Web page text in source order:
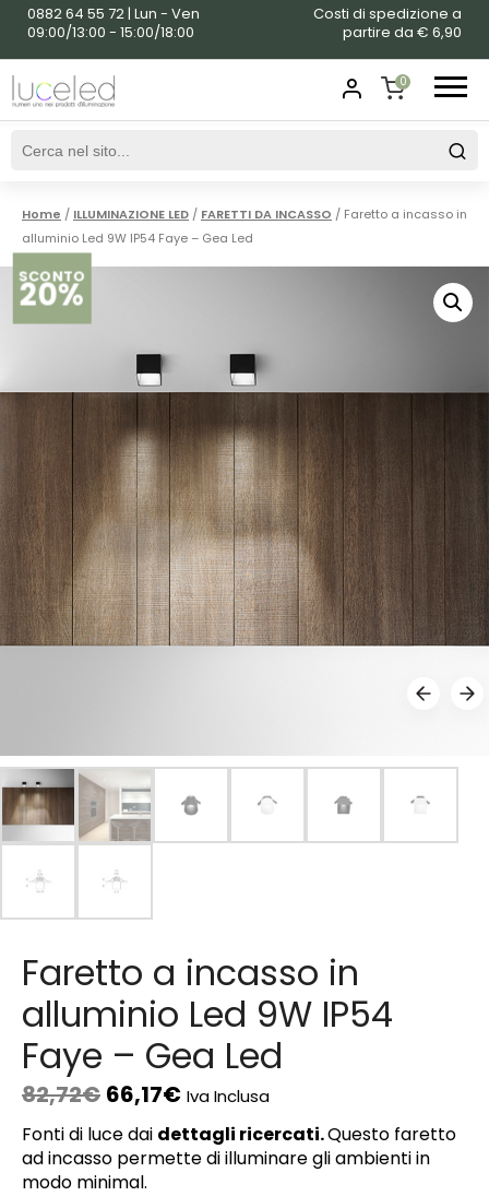
0882 64 55 72 | Lun - Ven
09:00/13:00 - 15:00/18:00
Costi di spedizione a
partire da € 6,90
0
SHOPPING
Home / ILLUMINAZIONE LED / FARETTI DA INCASSO / Faretto a incasso in
alluminio Led 9W IP54 Faye – Gea Led
SCONTO
20%
Faretto a incasso in
alluminio Led 9W IP54
Faye – Gea Led
82,72€ 66,17€ Iva Inclusa
Fonti di luce dai dettagli ricercati.Questo faretto
ad incasso permette di illuminare gli ambienti in
modo minimal.